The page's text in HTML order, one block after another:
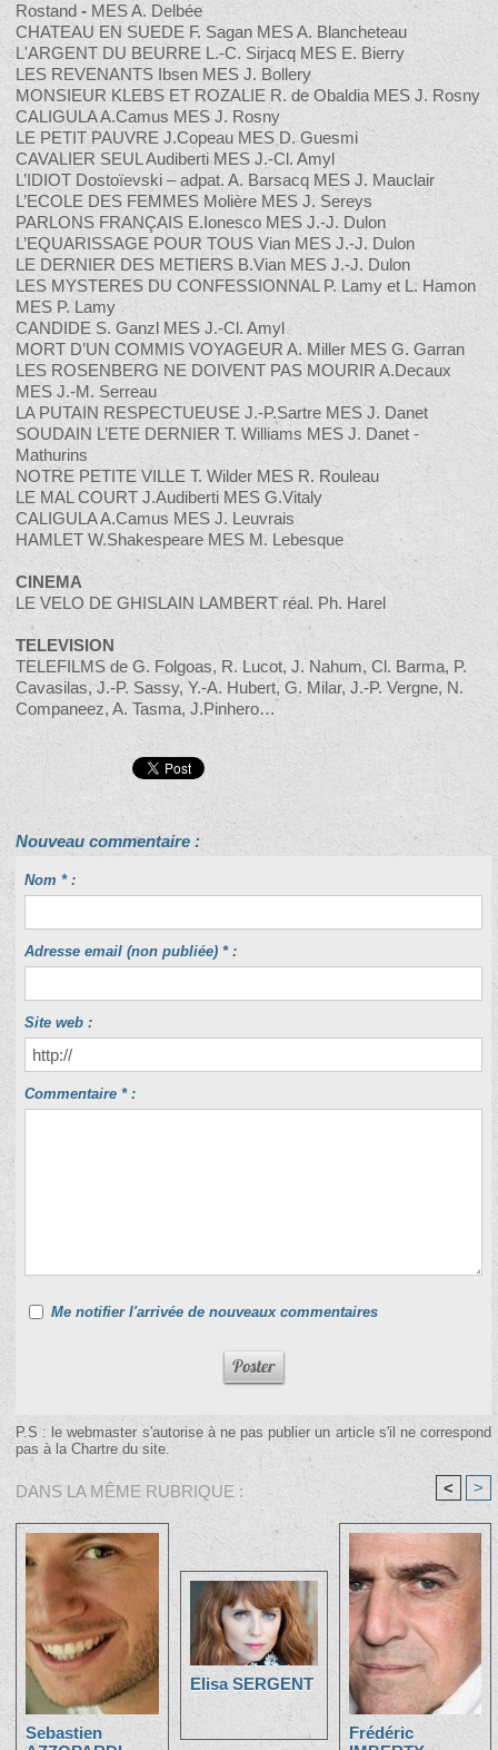
Rostand - MES A. Delbée
CHATEAU EN SUEDE F. Sagan MES A. Blancheteau
L'ARGENT DU BEURRE L.-C. Sirjacq MES E. Bierry
LES REVENANTS Ibsen MES J. Bollery
MONSIEUR KLEBS ET ROZALIE R. de Obaldia MES J. Rosny
CALIGULA A.Camus MES J. Rosny
LE PETIT PAUVRE J.Copeau MES D. Guesmi
CAVALIER SEUL Audiberti MES J.-Cl. Amyl
L’IDIOT Dostoïevski – adpat. A. Barsacq MES J. Mauclair
L’ECOLE DES FEMMES Molière MES J. Sereys
PARLONS FRANÇAIS E.Ionesco MES J.-J. Dulon
L’EQUARISSAGE POUR TOUS Vian MES J.-J. Dulon
LE DERNIER DES METIERS B.Vian MES J.-J. Dulon
LES MYSTERES DU CONFESSIONNAL P. Lamy et L. Hamon
MES P. Lamy
CANDIDE S. Ganzl MES J.-Cl. Amyl
MORT D’UN COMMIS VOYAGEUR A. Miller MES G. Garran
LES ROSENBERG NE DOIVENT PAS MOURIR A.Decaux
MES J.-M. Serreau
LA PUTAIN RESPECTUEUSE J.-P.Sartre MES J. Danet
SOUDAIN L’ETE DERNIER T. Williams MES J. Danet -
Mathurins
NOTRE PETITE VILLE T. Wilder MES R. Rouleau
LE MAL COURT J.Audiberti MES G.Vitaly
CALIGULA A.Camus MES J. Leuvrais
HAMLET W.Shakespeare MES M. Lebesque
CINEMA
LE VELO DE GHISLAIN LAMBERT réal. Ph. Harel
TELEVISION
TELEFILMS de G. Folgoas, R. Lucot, J. Nahum, Cl. Barma, P.
Cavasilas, J.-P. Sassy, Y.-A. Hubert, G. Milar, J.-P. Vergne, N.
Companeez, A. Tasma, J.Pinhero…
Nouveau commentaire :
Nom * :
Adresse email (non publiée) * :
Site web :
Commentaire * :
Me notifier l'arrivée de nouveaux commentaires
P.S : le webmaster s'autorise à ne pas publier un article s'il ne correspond
pas à la Chartre du site.
DANS LA MÊME RUBRIQUE : < >
Sebastien
Elisa SERGENT
Frédéric